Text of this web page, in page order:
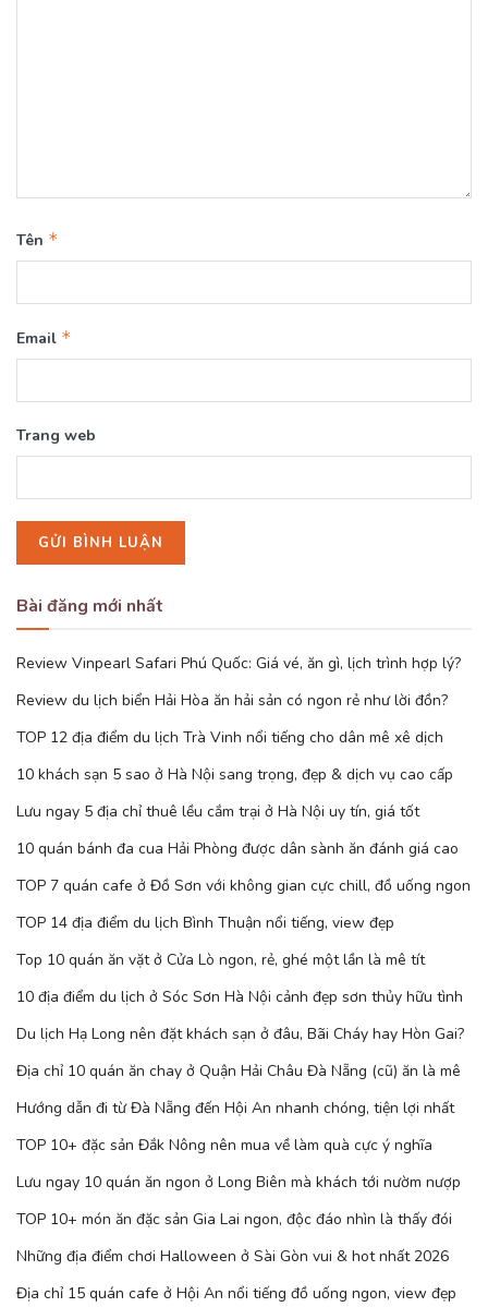
Tên *
Email *
Trang web
Bài đăng mới nhất
Review Vinpearl Safari Phú Quốc: Giá vé, ăn gì, lịch trình hợp lý?
Review du lịch biển Hải Hòa ăn hải sản có ngon rẻ như lời đồn?
TOP 12 địa điểm du lịch Trà Vinh nổi tiếng cho dân mê xê dịch
10 khách sạn 5 sao ở Hà Nội sang trọng, đẹp & dịch vụ cao cấp
Lưu ngay 5 địa chỉ thuê lều cắm trại ở Hà Nội uy tín, giá tốt
10 quán bánh đa cua Hải Phòng được dân sành ăn đánh giá cao
TOP 7 quán cafe ở Đồ Sơn với không gian cực chill, đồ uống ngon
TOP 14 địa điểm du lịch Bình Thuận nổi tiếng, view đẹp
Top 10 quán ăn vặt ở Cửa Lò ngon, rẻ, ghé một lần là mê tít
10 địa điểm du lịch ở Sóc Sơn Hà Nội cảnh đẹp sơn thủy hữu tình
Du lịch Hạ Long nên đặt khách sạn ở đâu, Bãi Cháy hay Hòn Gai?
Địa chỉ 10 quán ăn chay ở Quận Hải Châu Đà Nẵng (cũ) ăn là mê
Hướng dẫn đi từ Đà Nẵng đến Hội An nhanh chóng, tiện lợi nhất
TOP 10+ đặc sản Đắk Nông nên mua về làm quà cực ý nghĩa
Lưu ngay 10 quán ăn ngon ở Long Biên mà khách tới nườm nượp
TOP 10+ món ăn đặc sản Gia Lai ngon, độc đáo nhìn là thấy đói
Những địa điểm chơi Halloween ở Sài Gòn vui & hot nhất 2026
Địa chỉ 15 quán cafe ở Hội An nổi tiếng đồ uống ngon, view đẹp